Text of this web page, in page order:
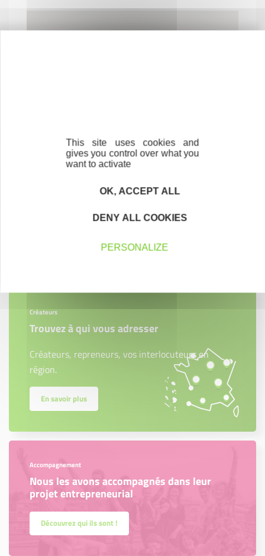
Cliquez ici
Créateurs
Trouvez à qui vous adresser
Créateurs, repreneurs, vos interlocuteurs en
région.
En savoir plus
Accompagnement
Nous les avons accompagnés dans leur
projet entrepreneurial
Découvrez qui ils sont !
This site uses cookies and
gives you control over what you
want to activate
OK, ACCEPT ALL
DENY ALL COOKIES
PERSONALIZE